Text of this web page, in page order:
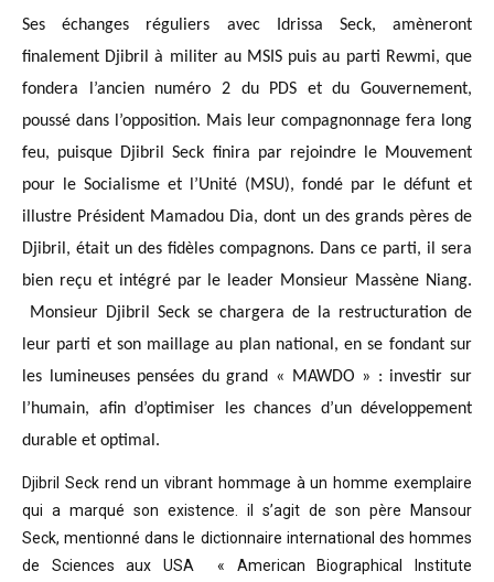
Ses échanges réguliers avec Idrissa Seck, amèneront
finalement Djibril à militer au MSIS puis au parti Rewmi, que
fondera l’ancien numéro 2 du PDS et du Gouvernement,
poussé dans l’opposition. Mais leur compagnonnage fera long
feu, puisque Djibril Seck finira par rejoindre le Mouvement
pour le Socialisme et l’Unité (MSU), fondé par le défunt et
illustre Président Mamadou Dia, dont un des grands pères de
Djibril, était un des fidèles compagnons. Dans ce parti, il sera
bien reçu et intégré par le leader Monsieur Massène Niang.
Monsieur Djibril Seck se chargera de la restructuration de
leur parti et son maillage au plan national, en se fondant sur
les lumineuses pensées du grand « MAWDO » : investir sur
l’humain, afin d’optimiser les chances d’un développement
durable et optimal.
Djibril Seck rend un vibrant hommage à un homme exemplaire
qui a marqué son existence. il s’agit de son père Mansour
Seck,mentionné dans le dictionnaire international des hommes
de Sciences aux USA « American Biographical Institute